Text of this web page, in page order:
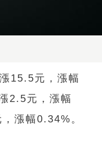
15.5元，漲幅
2.5元，漲幅
漲幅0.34%。